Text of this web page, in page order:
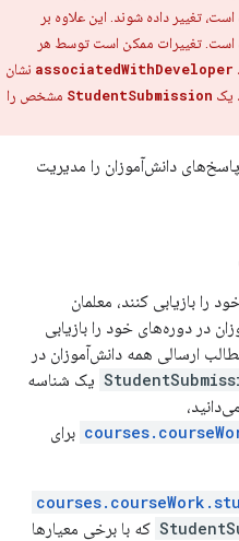
تغییر داده شوند. این علاوه بر
است. تغییرات ممکن است توسط هر
associatedWithDeveloper نشان
StudentSubmission مشخص را
دانش‌آموزان را مدیریت
را بازیابی کنند، معلمان
در دوره‌های خود را بازیابی
ارسالی همه دانش‌آموزان در
یک شناسه
برای
که با برخی معیارها